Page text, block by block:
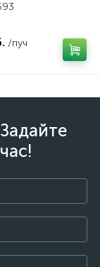
/пуч